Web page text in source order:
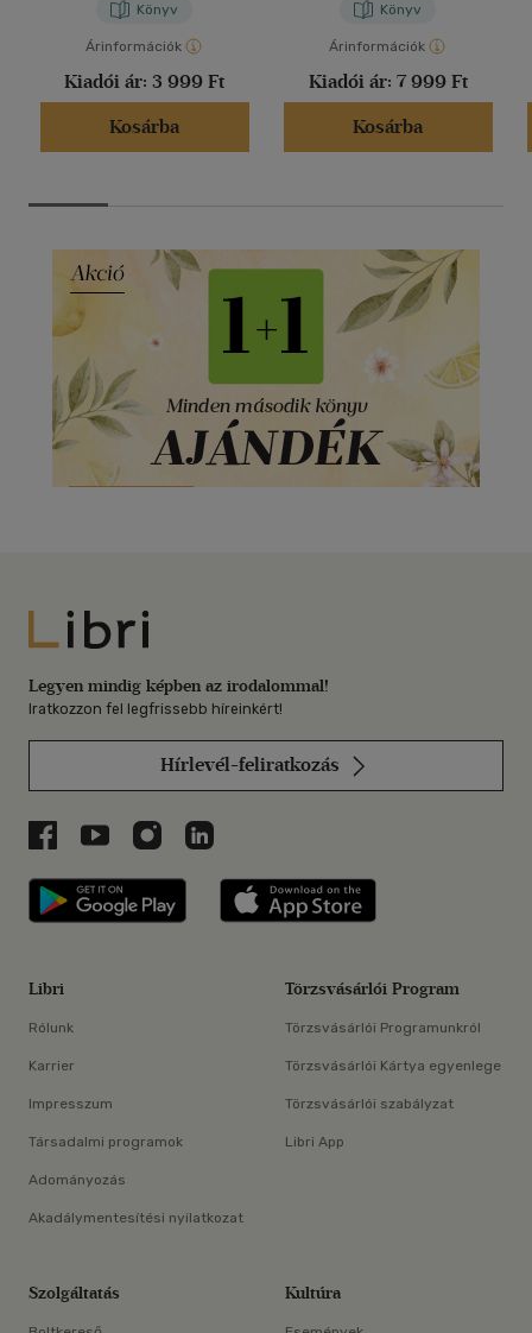
Könyv
Árinformációk
Kiadói ár: 3 999 Ft
Kosárba
Könyv
Árinformációk
Kiadói ár: 7 999 Ft
Kosárba
Libri
Legyen mindig képben az irodalommal!
Iratkozzon fel legfrissebb híreinkért!
Hírlevél-feliratkozás
Libri a Facebookon
Libri a Youtube-on
Libri az Instagramon
Libri a LinkedInen
Libri applikáció Szerezd meg: Google
Libri
Rólunk
Karrier
Impresszum
Társadalmi programok
Adományozás
Akadálymentesítési nyilatkozat
Törzsvásárlói Program
Törzsvásárlói Programunkról
Törzsvásárlói Kártya egyenlege
Törzsvásárlói szabályzat
Libri App
Szolgáltatás Kultúra